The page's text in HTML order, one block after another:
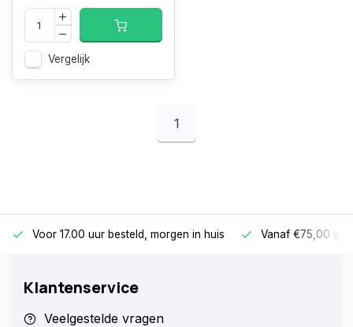
Vergelijk
1
Voor 17.00 uur besteld, morgen in huis Vanaf €75,00
Klantenservice
Veelgestelde vragen